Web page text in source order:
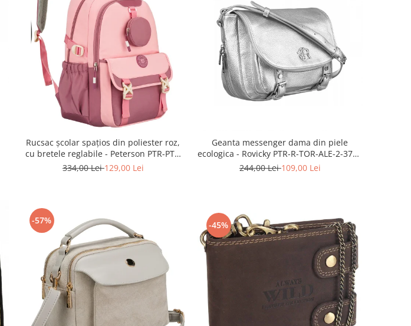
Rucsac școlar spațios din poliester roz,
cu bretele reglabile - Peterson PTR-PTN
8610-1327 PINK
334,00 Lei129,00 Lei
Geanta messenger dama din piele
ecologica - Rovicky PTR-R-TOR-ALE-2-3776
SIL
244,00 Lei109,00 Lei
-57% -45%